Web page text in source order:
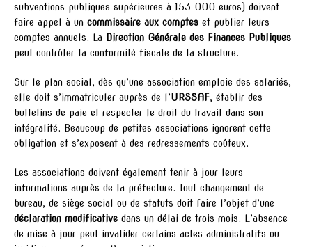
subventions publiques supérieures à 153 000 euros) doivent
faire appel à un commissaire aux comptes et publier leurs
comptes annuels. La Direction Générale des Finances Publiques
peut contrôler la conformité fiscale de la structure.
Sur le plan social, dès qu’une association emploie des salariés,
elle doit s’immatriculer auprès de l’URSSAF, établir des
bulletins de paie et respecter le droit du travail dans son
intégralité. Beaucoup de petites associations ignorent cette
obligation et s’exposent à des redressements coûteux.
Les associations doivent également tenir à jour leurs
informations auprès de la préfecture. Tout changement de
bureau, de siège social ou de statuts doit faire l’objet d’une
déclaration modificative dans un délai de trois mois. L’absence
de mise à jour peut invalider certains actes administratifs ou